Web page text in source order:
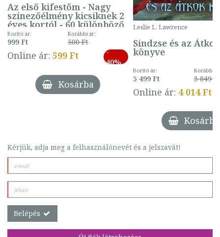
Az első kifestőm - Nagy
színezőélmény kicsiknek 2
éves kortól - 60 különböző
mintával (gombás)
Borító ár:
999 Ft
Korábbi ár:
500 Ft
Online ár: 599 Ft
-
40%
Kosárba
Leslie L. Lawrence
Sindzse és az Átkok
könyve
Borító ár:
5 499 Ft
Korábbi
3 849 Ft
Online ár: 4 014 Ft
Kosárba
Kérjük, adja meg a felhasználónevét és a jelszavát!
Belépés